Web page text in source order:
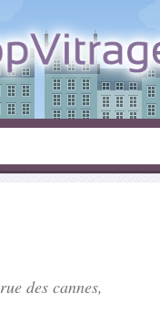
rue des cannes,